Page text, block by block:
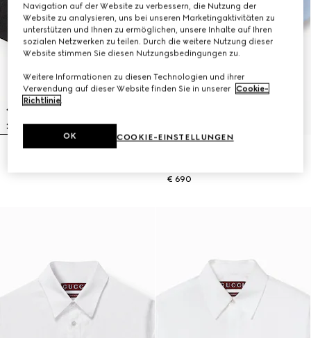
€ 690
Navigation auf der Website zu verbessern, die Nutzung der
Website zu analysieren, uns bei unseren Marketingaktivitäten zu
unterstützen und Ihnen zu ermöglichen, unsere Inhalte auf Ihren
sozialen Netzwerken zu teilen. Durch die weitere Nutzung dieser
Website stimmen Sie diesen Nutzungsbedingungen zu.
Weitere Informationen zu diesen Technologien und ihrer
Verwendung auf dieser Website finden Sie in unserer Cookie-
Richtlinie.
COOKIE-EINSTELLUNGEN
OK